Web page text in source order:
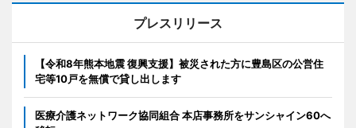
プレスリリース
【令和8年熊本地震 復興支援】被災された方に豊島区の公営住
宅等10戸を無償で貸し出します
医療介護ネットワーク協同組合 本店事務所をサンシャイン60へ